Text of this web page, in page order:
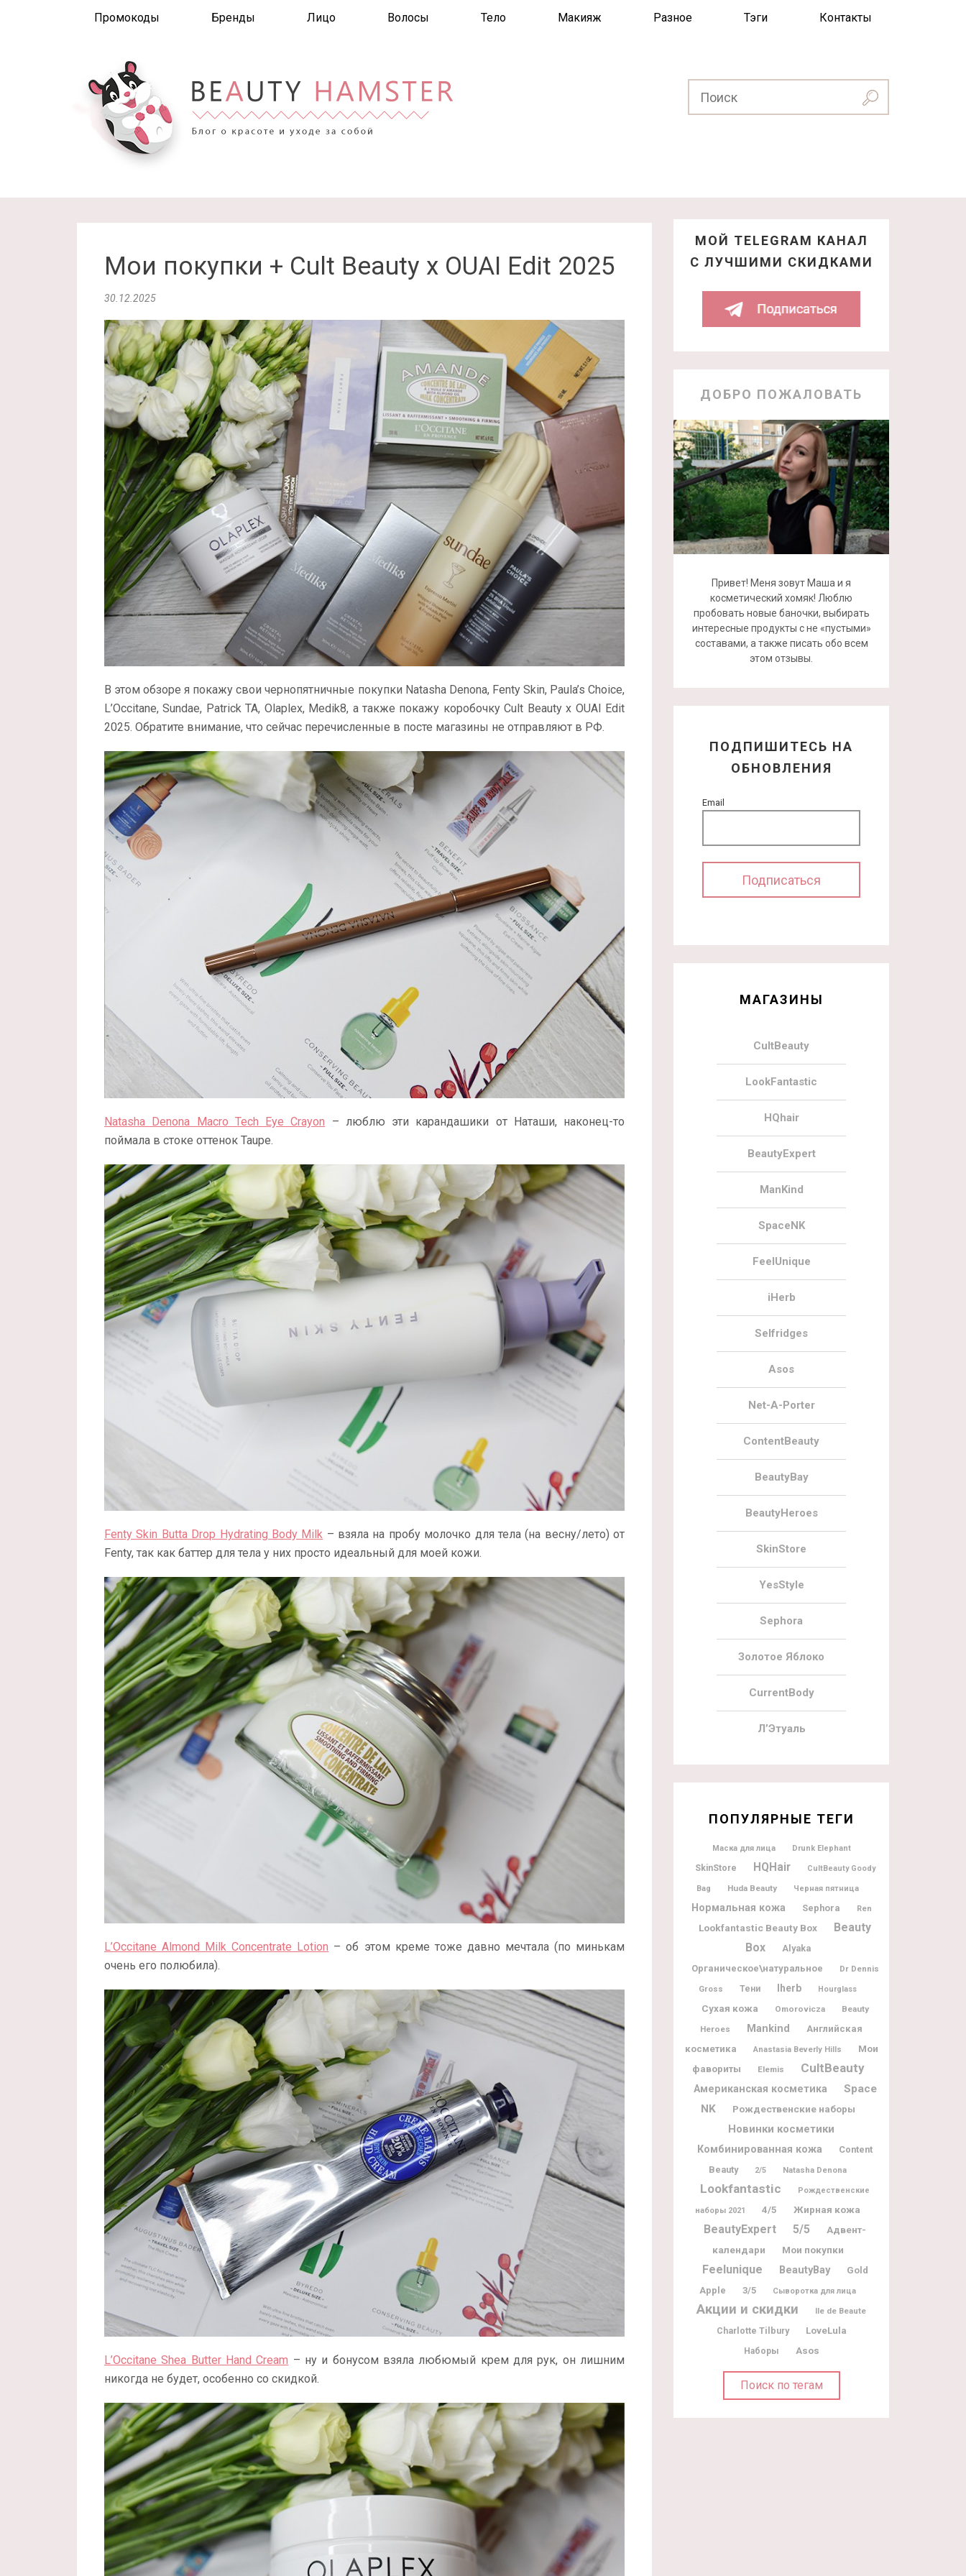
Промокоды Бренды Лицо Волосы Тело Макияж Разное Тэги Контакты
Мои покупки + Cult Beauty x OUAI Edit 2025
30.12.2025
В этом обзоре я покажу свои чернопятничные покупки Natasha Denona, Fenty Skin, Paula’s Choice,
L’Occitane, Sundae, Patrick TA, Olaplex, Medik8, а также покажу коробочку Cult Beauty x OUAI Edit
2025. Обратите внимание, что сейчас перечисленные в посте магазины не отправляют в РФ.
Natasha Denona Macro Tech Eye Crayon – люблю эти карандашики от Наташи, наконец-то
поймала в стоке оттенок Taupe.
Fenty Skin Butta Drop Hydrating Body Milk – взяла на пробу молочко для тела (на весну/лето) от
Fenty, так как баттер для тела у них просто идеальный для моей кожи.
L’Occitane Almond Milk Concentrate Lotion – об этом креме тоже давно мечтала (по минькам
очень его полюбила).
L’Occitane Shea Butter Hand Cream – ну и бонусом взяла любюмый крем для рук, он лишним
никогда не будет, особенно со скидкой.
МОЙ TELEGRAM КАНАЛ
С ЛУЧШИМИ СКИДКАМИ
ДОБРО ПОЖАЛОВАТЬ
Привет! Меня зовут Маша и я
косметический хомяк! Люблю
пробовать новые баночки, выбирать
интересные продукты с не «пустыми»
составами, а также писать обо всем
этом отзывы.
ПОДПИШИТЕСЬ НА
ОБНОВЛЕНИЯ
Email
МАГАЗИНЫ
CultBeauty
LookFantastic
HQhair
BeautyExpert
ManKind
SpaceNK
FeelUnique
iHerb
Selfridges
Asos
Net-A-Porter
ContentBeauty
BeautyBay
BeautyHeroes
SkinStore
YesStyle
Sephora
Золотое Яблоко
CurrentBody
Л’Этуаль
ПОПУЛЯРНЫЕ ТЕГИ
Маска для лица Drunk Elephant
SkinStore HQHair CultBeauty Goody
Bag Huda Beauty Черная пятница
Нормальная кожа Sephora Ren
Lookfantastic Beauty Box
Beauty
Box
Alyaka
Органическое\натуральное
Dr Dennis
Gross
Тени Iherb Hourglass
Сухая кожа Omorovicza
Beauty
Heroes
Mankind
Английская
косметика
Anastasia Beverly Hills
Мои
фавориты
Elemis CultBeauty
Американская косметика
Space
NK
Рождественские наборы
Новинки косметики
Комбинированная кожа
Content
Beauty
2/5 Natasha Denona
Lookfantastic Рождественские
наборы 2021 4/5 Жирная кожа
BeautyExpert 5/5
Адвент-
календари
Мои покупки
Feelunique BeautyBay
Gold
Apple
3/5 Сыворотка для лица
Акции и скидки Ile de Beaute
Charlotte Tilbury LoveLula
Наборы Asos
Поиск по тегам